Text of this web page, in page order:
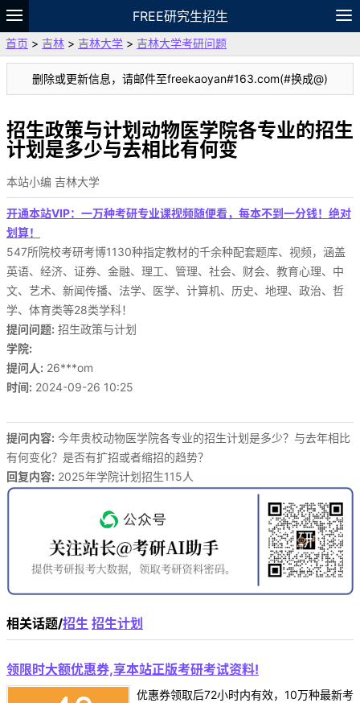
FREE研究生招生
题库
故事 专题 APP 笔记
VIP
资料
首页 > 吉林 > 吉林大学 > 吉林大学考研问题
删除或更新信息，请邮件至freekaoyan#163.com(#换成@)
招生政策与计划动物医学院各专业的招生
计划是多少与去相比有何变
本站小编 吉林大学
开通本站VIP：一万种考研专业课视频随便看，每本不到一分钱！绝对
划算！
547所院校考研考博1130种指定教材的千余种配套题库、视频，涵盖
英语、经济、证券、金融、理工、管理、社会、财会、教育心理、中
文、艺术、新闻传播、法学、医学、计算机、历史、地理、政治、哲
学、体育类等28类学科！
提问问题: 招生政策与计划
学院:
提问人: 26***om
时间: 2024-09-26 10:25
提问内容: 今年贵校动物医学院各专业的招生计划是多少？与去年相比
有何变化？是否有扩招或者缩招的趋势？
回复内容: 2025年学院计划招生115人
相关话题/招生 招生计划
领限时大额优惠券,享本站正版考研考试资料!
优惠券领取后72小时内有效，10万种最新考